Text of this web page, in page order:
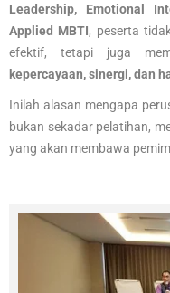
Leadership, Emotional
Applied MBTI, peserta
efektif, tetapi juga
kepercayaan, sinergi, dan
Inilah alasan mengapa
bukan sekadar pelatihan,
yang akan membawa